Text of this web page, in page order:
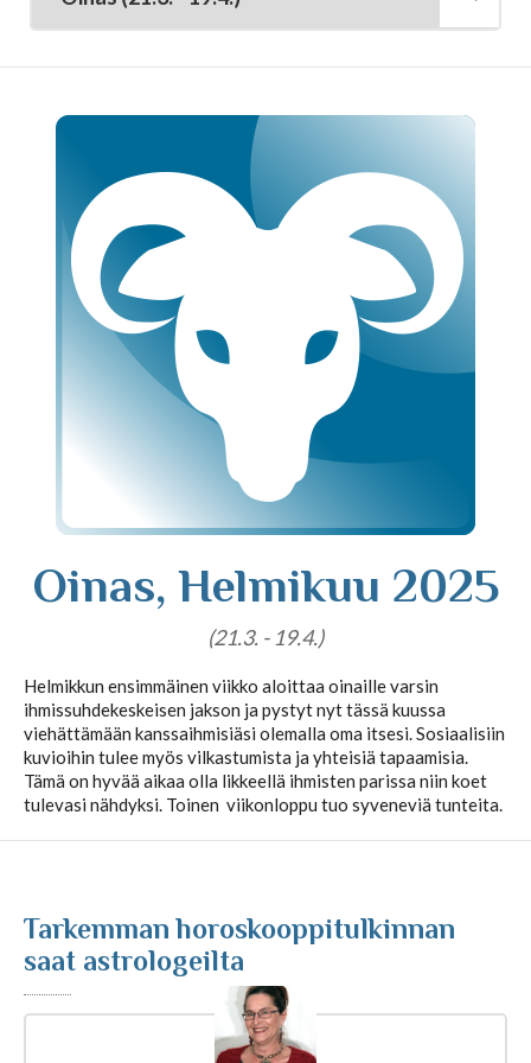
Tajunnanvirta -palvelu
Tajunnanvirta Tietäjät
Tajunnanvirta puhepaketti
Soittopyyntö
Tietoa laskutuksesta
Horoskoopit
Viikkohoroskooppi
Kuukausihoroskooppi
Elämänhoroskooppi
Oinas, Helmikuu 2025
(21.3. - 19.4.)
Helmikkun ensimmäinen viikko aloittaa oinaille varsin
ihmissuhdekeskeisen jakson ja pystyt nyt tässä kuussa
viehättämään kanssaihmisiäsi olemalla oma itsesi. Sosiaalisiin
kuvioihin tulee myös vilkastumista ja yhteisiä tapaamisia.
Tämä on hyvää aikaa olla likkeellä ihmisten parissa niin koet
tulevasi nähdyksi. Toinen viikonloppu tuo syveneviä tunteita.
Tarkemman horoskooppitulkinnan
saat astrologeilta